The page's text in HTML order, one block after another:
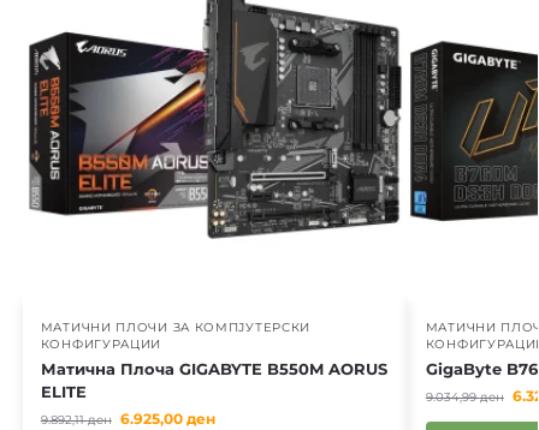
МАТИЧНИ ПЛОЧИ ЗА КОМПЈУТЕРСКИ
КОНФИГУРАЦИИ
Матична Плоча GIGABYTE B550M AORUS
ELITE
9.892,11ден 6.925,00 ден
МАТИЧНИ
GigaByte
9.034,99ден